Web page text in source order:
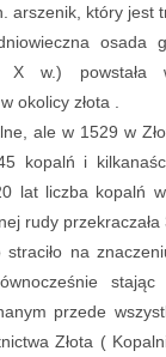
arszenik, który jest
osada
X w.) powstała
okolicy złota .
ale w 1529 w
kopalń i
lat liczba kopalń
rudy przekraczała
straciło na
przede
Złota (